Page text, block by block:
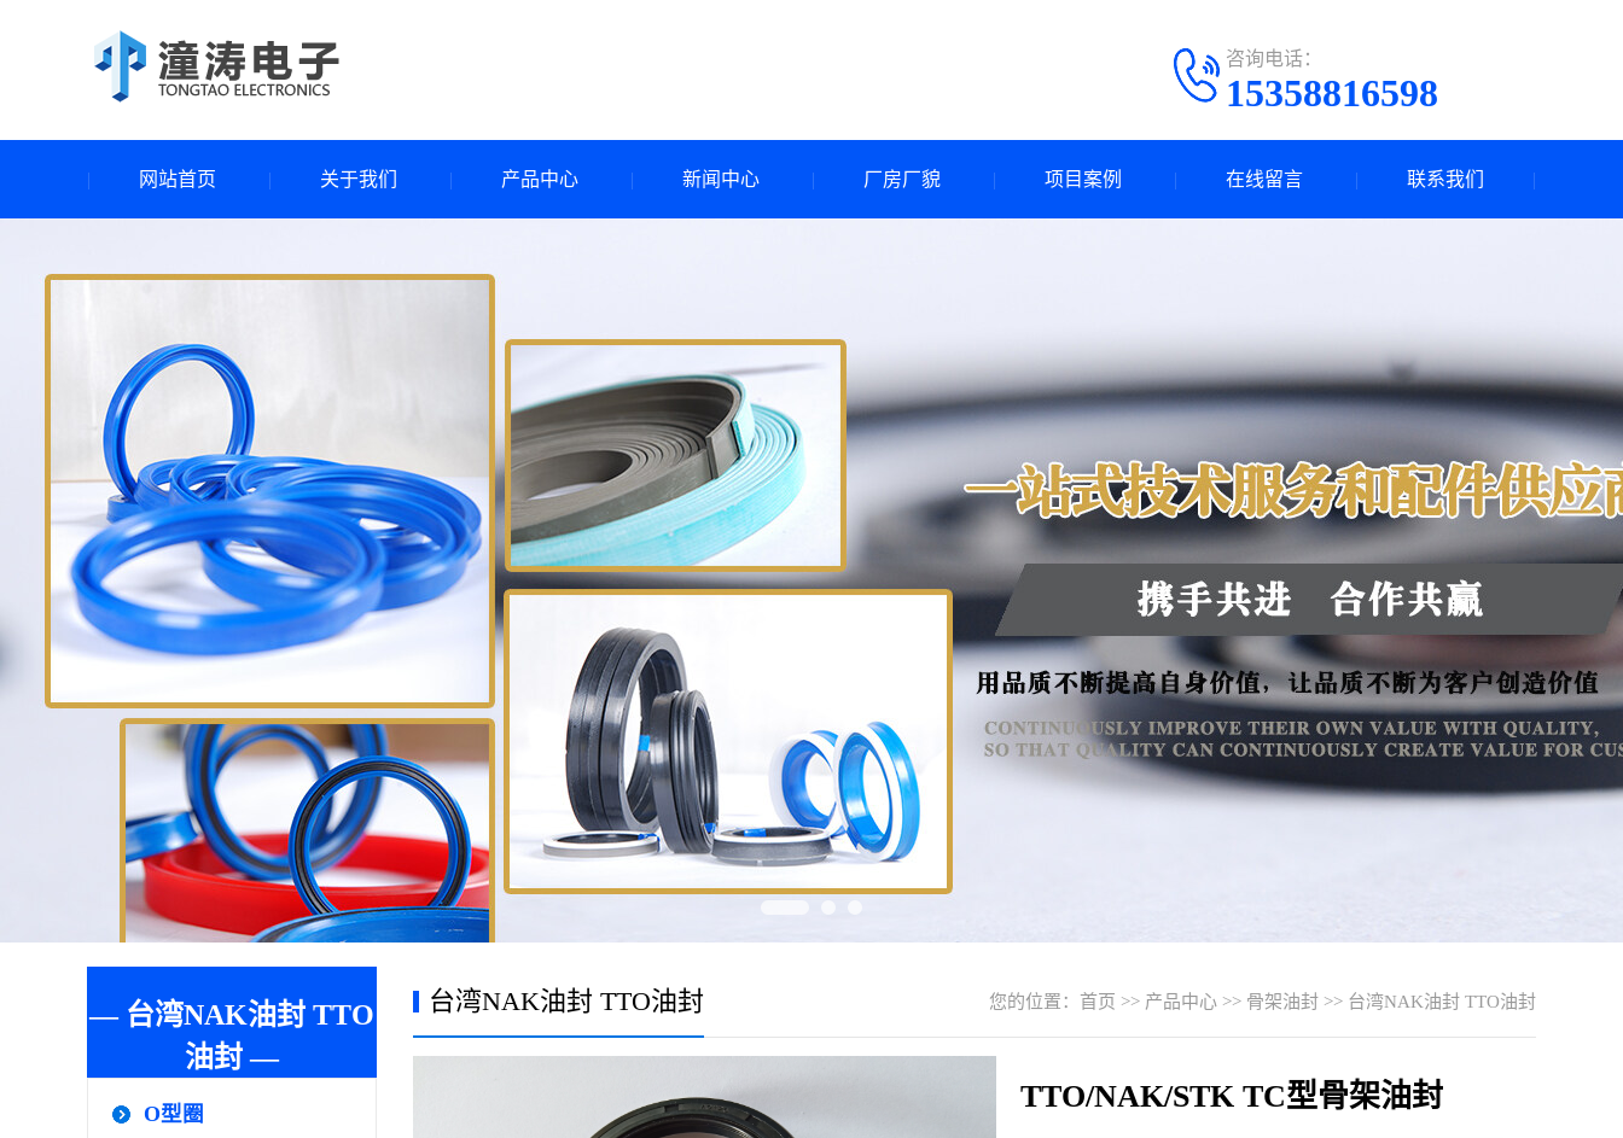
咨询电话：
15358816598
网站首页 关于我们 产品中心 新闻中心 厂房厂貌 项目案例 在线留言 联系我们
— 台湾NAK油封 TTO
油封 —
O型圈
您的位置： 首页 >> 产品中心 >> 骨架油封 >> 台湾NAK油封 TTO油封
台湾NAK油封 TTO油封
TTO/NAK/STK TC型骨架油封